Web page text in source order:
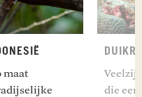
maat
die